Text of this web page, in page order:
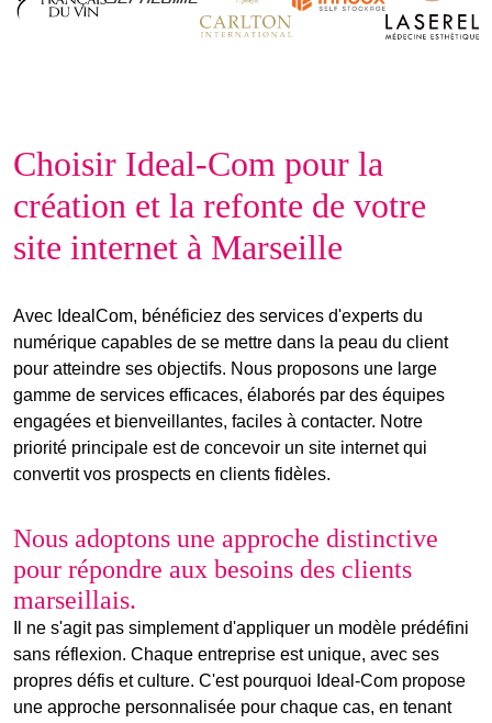
Choisir Ideal-Com pour la
création et la refonte de votre
site internet à Marseille
Avec IdealCom, bénéficiez des services d'experts du
numérique capables de se mettre dans la peau du client
pour atteindre ses objectifs. Nous proposons une large
gamme de services efficaces, élaborés par des équipes
engagées et bienveillantes, faciles à contacter. Notre
priorité principale est de concevoir un site internetqui
convertit vos prospects en clients fidèles.
Nous adoptons une approche distinctive
pour répondre aux besoins des clients
marseillais.
Il ne s'agit pas simplement d'appliquer un modèle prédéfini
sans réflexion. Chaque entreprise est unique, avec ses
propres défis et culture. C'est pourquoi Ideal-Com propose
une approche personnalisée pour chaque cas, en tenant